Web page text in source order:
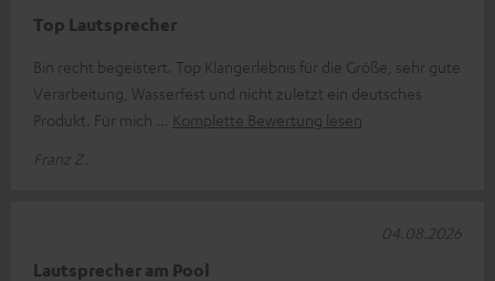
Top Lautsprecher
Bin recht begeistert. Top Klangerlebnis für die Größe, sehr gute
Verarbeitung, Wasserfest und nicht zuletzt ein deutsches
Produkt. Für mich
Komplette Bewertung lesen
Franz Z.
Lautsprecher am Pool
04.08.2026